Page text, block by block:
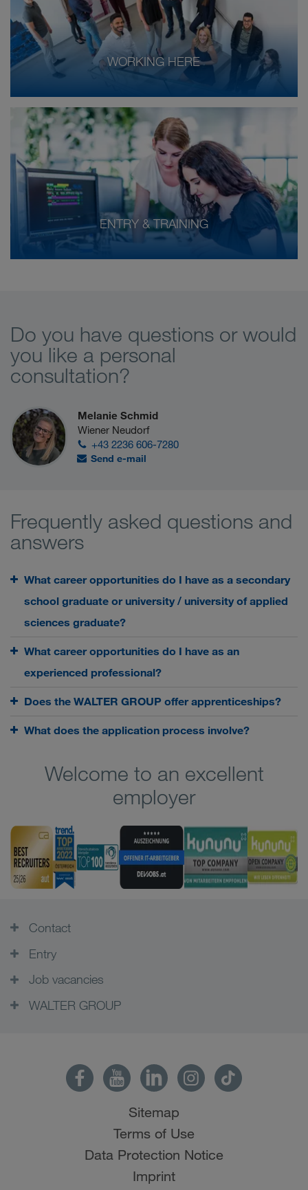
WORKING HERE
ENTRY & TRAINING
Do you have questions or would
you like a personal
consultation?
Melanie Schmid
Wiener Neudorf
+43 2236 606-7280
Send e-mail
Frequently asked questions and
answers
What career opportunities do I have as a secondary
school graduate or university / university of applied
sciences graduate?
What career opportunities do I have as an
experienced professional?
Does the WALTER GROUP offer apprenticeships?
What does the application process involve?
Welcome to an excellent
employer
Contact
Entry
Job vacancies
WALTER GROUP
Sitemap
Terms of Use
Data Protection Notice
Imprint